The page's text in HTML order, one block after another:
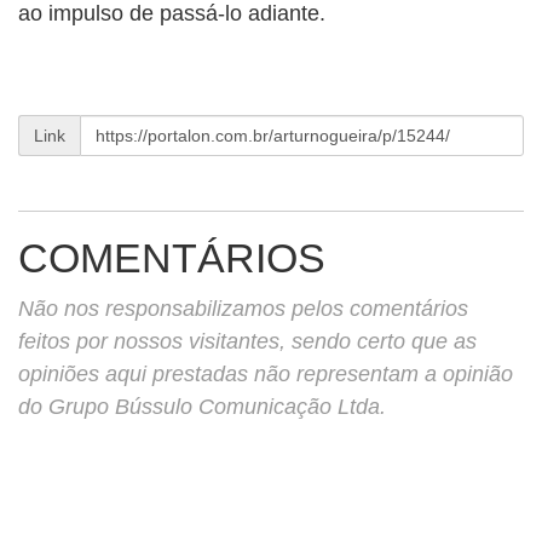
ao impulso de passá-lo adiante.
Link
COMENTÁRIOS
Não nos responsabilizamos pelos comentários
feitos por nossos visitantes, sendo certo que as
opiniões aqui prestadas não representam a opinião
do Grupo Bússulo Comunicação Ltda.